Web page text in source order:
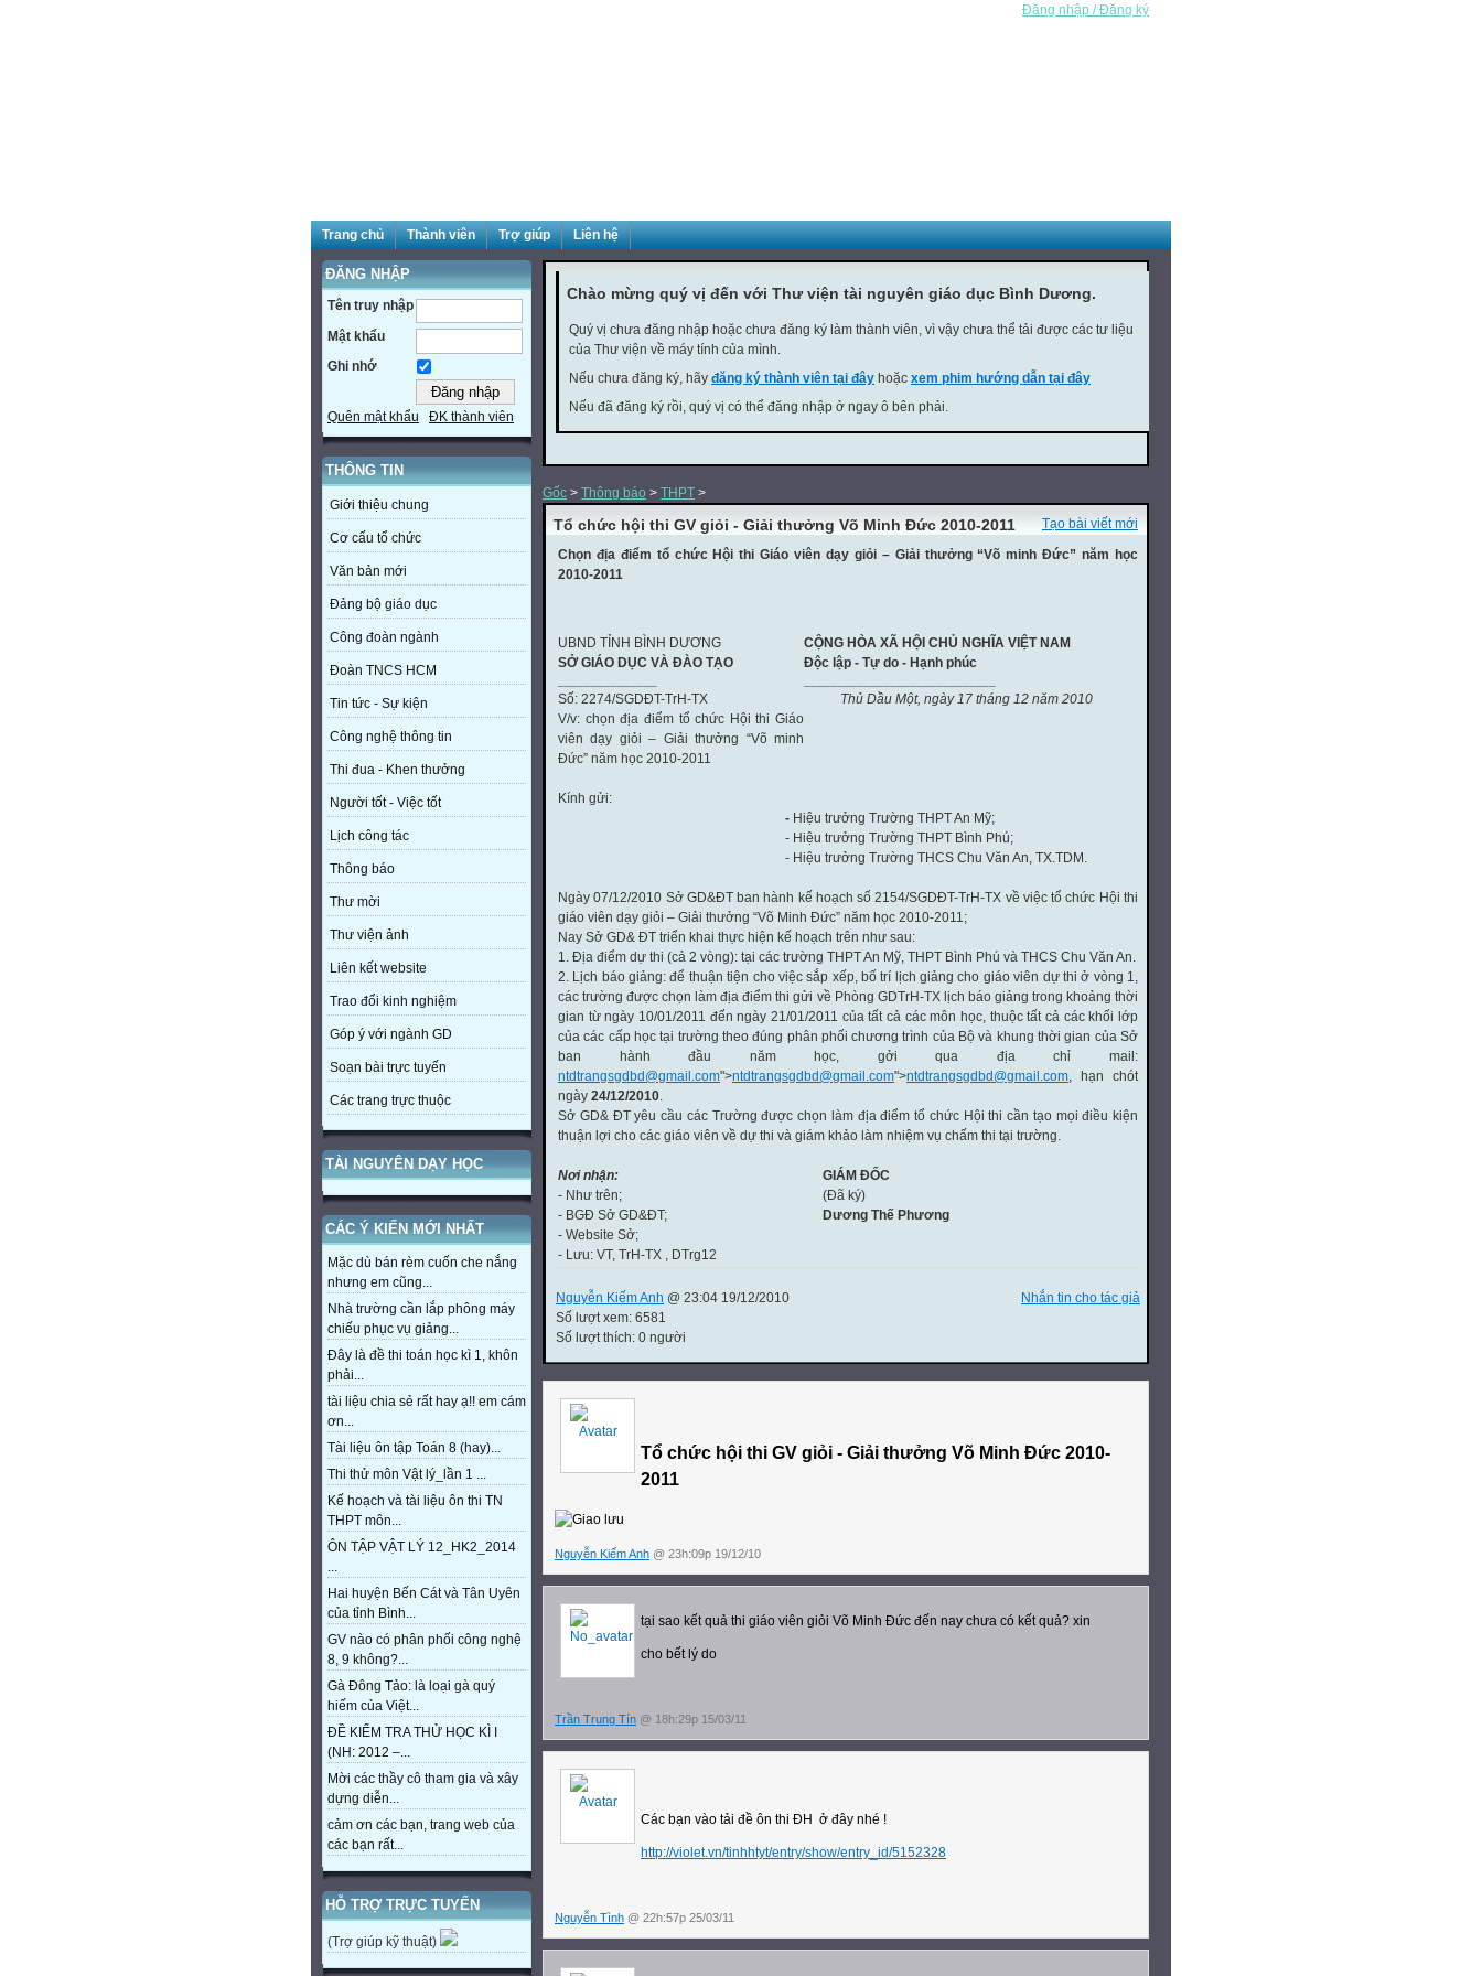
Đăng nhập / Đăng ký
Trang chủ Thành viên Trợ giúp Liên hệ
ĐĂNG NHẬP
Tên truy nhập
Mật khẩu
Ghi nhớ
Quên mật khẩu ĐK thành viên
THÔNG TIN
Giới thiệu chung
Cơ cấu tổ chức
Văn bản mới
Đảng bộ giáo dục
Công đoàn ngành
Đoàn TNCS HCM
Tin tức - Sự kiện
Công nghệ thông tin
Thi đua - Khen thưởng
Người tốt - Việc tốt
Lịch công tác
Thông báo
Thư mời
Thư viện ảnh
Liên kết website
Trao đổi kinh nghiệm
Góp ý với ngành GD
Soạn bài trực tuyến
Các trang trực thuộc
TÀI NGUYÊN DẠY HỌC
CÁC Ý KIẾN MỚI NHẤT
Mặc dù bán rèm cuốn che nắng
nhưng em cũng...
Nhà trường cần lắp phông máy
chiếu phục vụ giảng...
Đây là đề thi toán học kì 1, khôn
phải...
tài liệu chia sẻ rất hay ạ!! em cám
ơn...
Tài liệu ôn tập Toán 8 (hay)...
Thi thử môn Vật lý_lần 1 ...
Kế hoạch và tài liệu ôn thi TN
THPT môn...
ÔN TẬP VẬT LÝ 12_HK2_2014
...
Hai huyện Bến Cát và Tân Uyên
của tỉnh Bình...
GV nào có phân phối công nghệ
8, 9 không?...
Gà Đông Tảo: là loại gà quý
hiếm của Việt...
ĐỀ KIỂM TRA THỬ HỌC KÌ I
(NH: 2012 –...
Mời các thầy cô tham gia và xây
dựng diễn...
cảm ơn các bạn, trang web của
các bạn rất...
HỖ TRỢ TRỰC TUYẾN
(Trợ giúp kỹ thuật)
Chào mừng quý vị đến với Thư viện tài nguyên giáo dục Bình Dương.
Quý vị chưa đăng nhập hoặc chưa đăng ký làm thành viên, vì vậy chưa thể tải được các tư liệu
của Thư viện về máy tính của mình.
Nếu chưa đăng ký, hãy đăng ký thành viên tại đây hoặc xem phim hướng dẫn tại đây
Nếu đã đăng ký rồi, quý vị có thể đăng nhập ở ngay ô bên phải.
Gốc > Thông báo > THPT >
Tạo bài viết mới
Tổ chức hội thi GV giỏi - Giải thưởng Võ Minh Đức 2010-2011
Chọn địa điểm tổ chức Hội thi Giáo viên dạy giỏi – Giải thưởng “Võ minh Đức” năm học
2010-2011
UBND TỈNH BÌNH DƯƠNG
SỞ GIÁO DỤC VÀ ĐÀO TẠO
Số: 2274/SGDĐT-TrH-TX
CỘNG HÒA XÃ HỘI CHỦ NGHĨA VIỆT NAM
Độc lập - Tự do - Hạnh phúc
Thủ Dầu Một, ngày 17 tháng 12 năm 2010
V/v: chọn địa điểm tổ chức Hội thi Giáo
viên dạy giỏi – Giải thưởng “Võ minh
Đức” năm học 2010-2011
Kính gửi:
- Hiệu trưởng Trường THPT An Mỹ;
- Hiệu trưởng Trường THPT Bình Phú;
- Hiệu trưởng Trường THCS Chu Văn An, TX.TDM.
Ngày 07/12/2010 Sở GD&ĐT ban hành kế hoạch số 2154/SGDĐT-TrH-TX về việc tổ chức Hội thi
giáo viên dạy giỏi – Giải thưởng “Võ Minh Đức” năm học 2010-2011;
Nay Sở GD& ĐT triển khai thực hiện kế hoạch trên như sau:
1. Địa điểm dự thi (cả 2 vòng): tại các trường THPT An Mỹ, THPT Bình Phú và THCS Chu Văn An.
2. Lịch báo giảng: để thuận tiện cho việc sắp xếp, bố trí lịch giảng cho giáo viên dự thi ở vòng 1,
các trường được chọn làm địa điểm thi gửi về Phòng GDTrH-TX lịch báo giảng trong khoảng thời
gian từ ngày 10/01/2011 đến ngày 21/01/2011 của tất cả các môn học, thuộc tất cả các khối lớp
của các cấp học tại trường theo đúng phân phối chương trình của Bộ và khung thời gian của Sở
ban hành đầu năm học, gởi qua địa chỉ mail:
ntdtrangsgdbd@gmail.com">ntdtrangsgdbd@gmail.com">ntdtrangsgdbd@gmail.com, hạn chót
ngày 24/12/2010.
Sở GD& ĐT yêu cầu các Trường được chọn làm địa điểm tổ chức Hội thi cần tạo mọi điều kiện
thuận lợi cho các giáo viên về dự thi và giám khảo làm nhiệm vụ chấm thi tại trường.
Nơi nhận:
- Như trên;
- BGĐ Sở GD&ĐT;
- Website Sở;
- Lưu: VT, TrH-TX , DTrg12
GIÁM ĐỐC
(Đã ký)
Dương Thế Phương
Nhắn tin cho tác giả
Nguyễn Kiếm Anh @ 23:04 19/12/2010
Số lượt xem: 6581
Số lượt thích: 0 người
Tổ chức hội thi GV giỏi - Giải thưởng Võ Minh Đức 2010-
2011
Nguyễn Kiếm Anh @ 23h:09p 19/12/10
tại sao kết quả thi giáo viên giỏi Võ Minh Đức đến nay chưa có kết quả? xin
cho bết lý do
Trần Trung Tín @ 18h:29p 15/03/11
Các bạn vào tải đề ôn thi ĐH ở đây nhé !
http://violet.vn/tinhhtyt/entry/show/entry_id/5152328
Nguyễn Tình @ 22h:57p 25/03/11